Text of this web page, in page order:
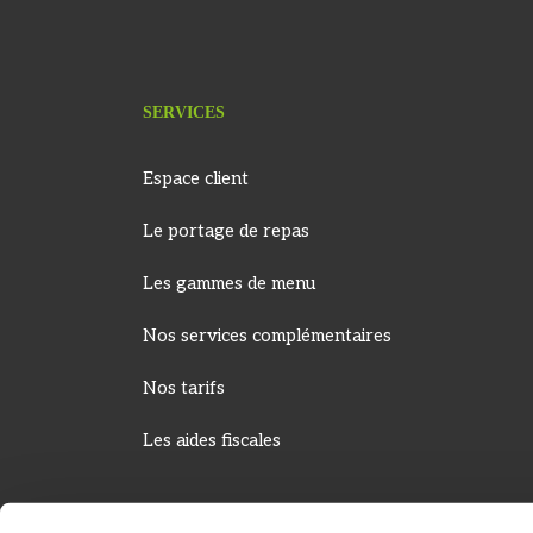
SERVICES
Espace client
Le portage de repas
Les gammes de menu
Nos services complémentaires
Nos tarifs
Les aides fiscales